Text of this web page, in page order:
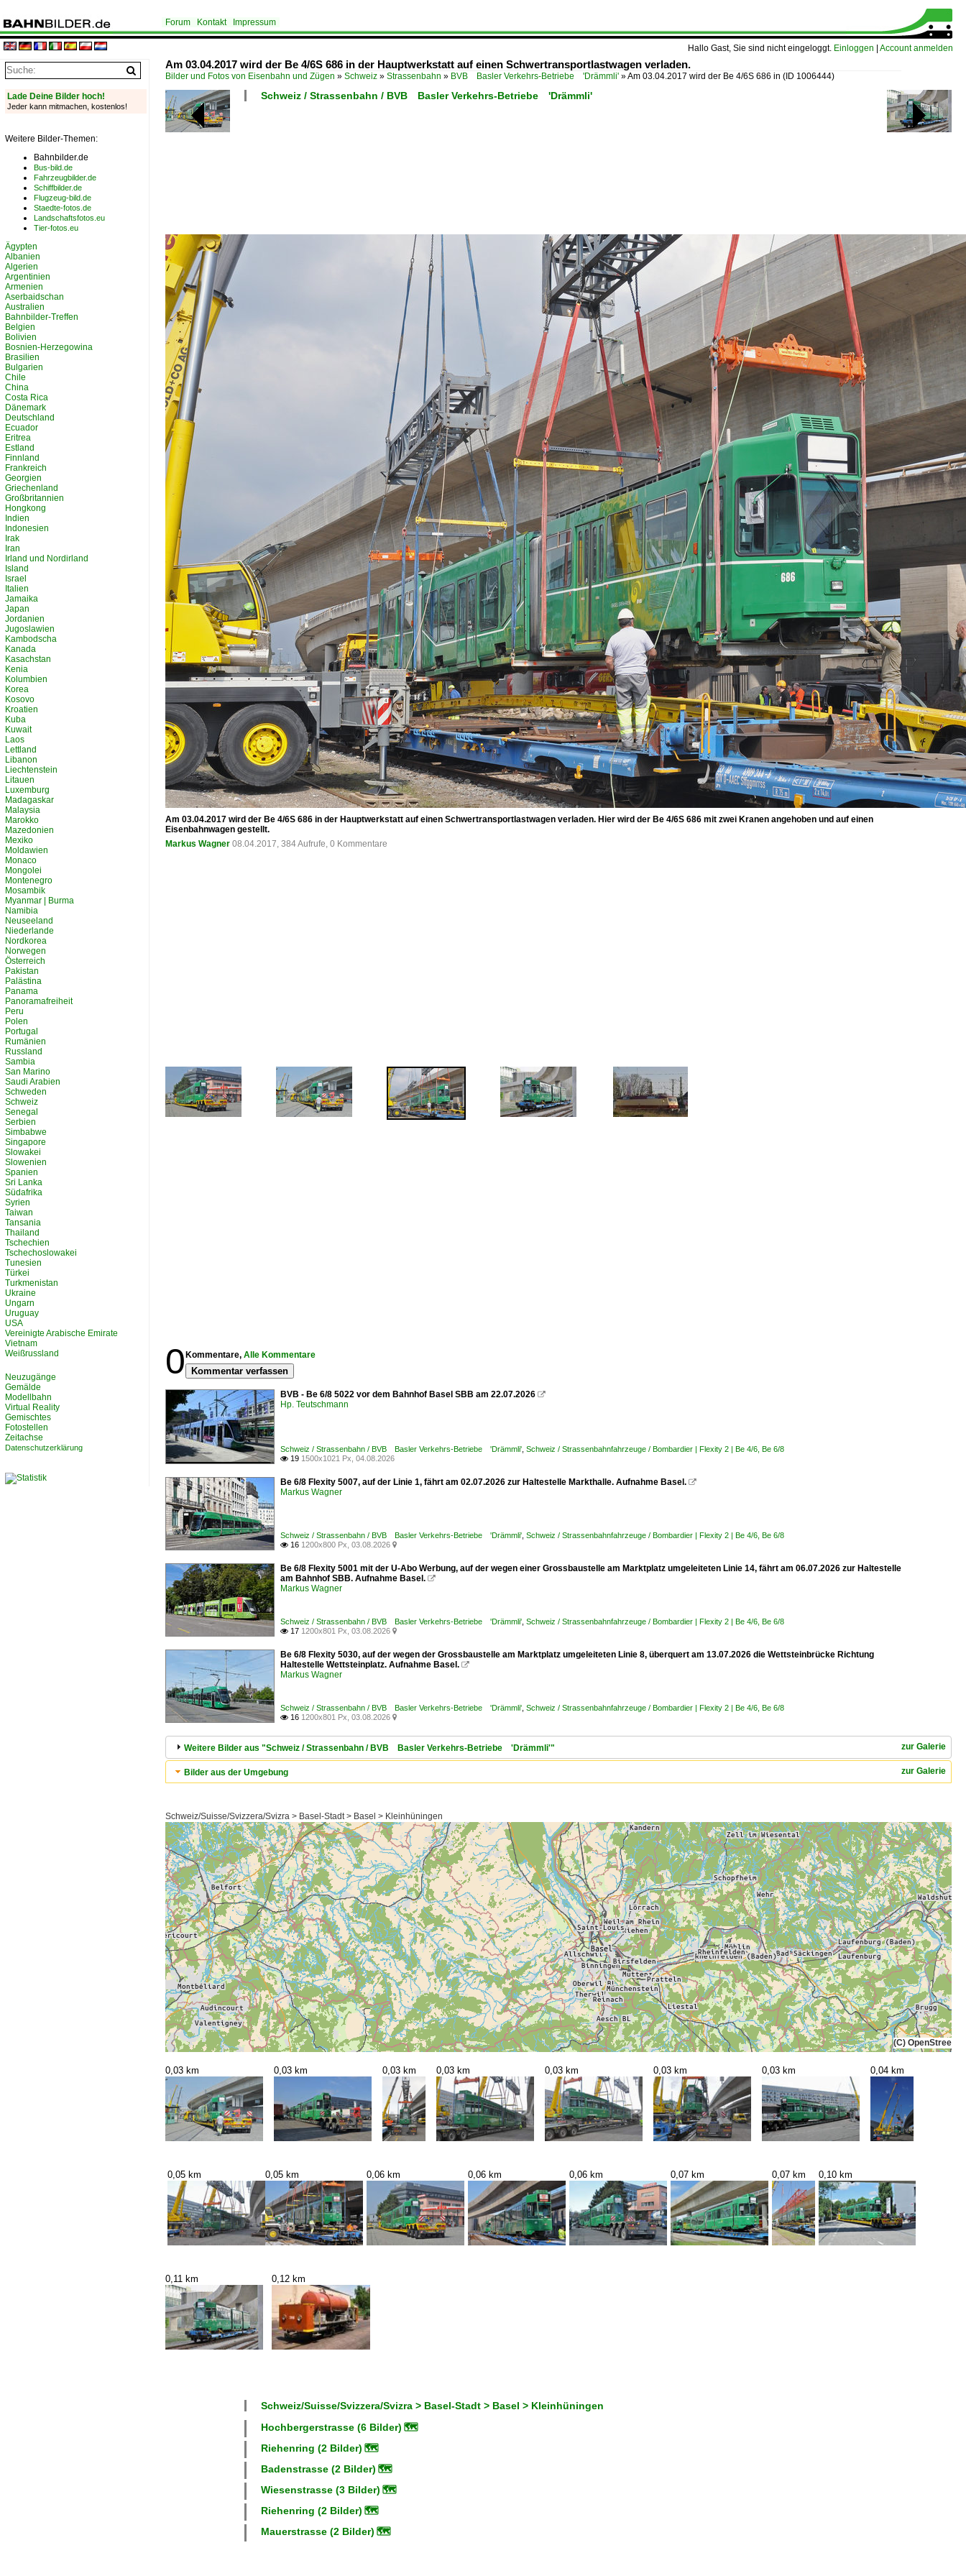
Hallo Gast, Sie sind nicht eingeloggt. Einloggen Account anmelden
Forum Kontakt Impressum
Am 03.04.2017 wird der Be 4/6S 686 in der Hauptwerkstatt auf einen Schwertransportlastwagen verladen.
Bilder und Fotos von Eisenbahn und Zügen » Schweiz » Strassenbahn » BVB Basler Verkehrs-Betriebe 'Drämmli' »Am 03.04.2017 wird der Be 4/6S 686 in (ID 1006444)
Schweiz / Strassenbahn / BVB Basler Verkehrs-Betriebe 'Drämmli'
Am 03.04.2017 wird der Be 4/6S 686 in der Hauptwerkstatt auf einen Schwertransportlastwagen verladen. Hier wird der Be 4/6S 686 mit zwei Kranen angehoben und auf einen
Eisenbahnwagen gestellt.
Markus Wagner 08.04.2017, 384 Aufrufe, 0 Kommentare
0 Kommentare, Alle Kommentare
Kommentar verfassen
BVB - Be 6/8 5022 vor dem Bahnhof Basel SBB am 22.07.2026 
Hp. Teutschmann
Schweiz / Strassenbahn / BVB Basler Verkehrs-Betriebe 'Drämmli' Schweiz / Strassenbahnfahrzeuge / Bombardier | Flexity 2 | Be 4/6, Be 6/8
 19 1500x1021 Px, 04.08.2026
Be 6/8 Flexity 5007, auf der Linie 1, fährt am 02.07.2026 zur Haltestelle Markthalle. Aufnahme Basel. 
Markus Wagner
Schweiz / Strassenbahn / BVB Basler Verkehrs-Betriebe 'Drämmli' Schweiz / Strassenbahnfahrzeuge / Bombardier | Flexity 2 | Be 4/6, Be 6/8
 16 1200x800 Px, 03.08.2026 
Be 6/8 Flexity 5001 mit der U-Abo Werbung, auf der wegen einer Grossbaustelle am Marktplatz umgeleiteten Linie 14, fährt am 06.07.2026 zur Haltestelle
am Bahnhof SBB. Aufnahme Basel. 
Markus Wagner
Schweiz / Strassenbahn / BVB Basler Verkehrs-Betriebe 'Drämmli' Schweiz / Strassenbahnfahrzeuge / Bombardier | Flexity 2 | Be 4/6, Be 6/8
 17 1200x801 Px, 03.08.2026 
Be 6/8 Flexity 5030, auf der wegen der Grossbaustelle am Marktplatz umgeleiteten Linie 8, überquert am 13.07.2026 die Wettsteinbrücke Richtung
Haltestelle Wettsteinplatz. Aufnahme Basel. 
Markus Wagner
Schweiz / Strassenbahn / BVB Basler Verkehrs-Betriebe 'Drämmli' Schweiz / Strassenbahnfahrzeuge / Bombardier | Flexity 2 | Be 4/6, Be 6/8
 16 1200x801 Px, 03.08.2026 
zur Galerie
Weitere Bilder aus "Schweiz / Strassenbahn / BVB Basler Verkehrs-Betriebe 'Drämmli'"
zur Galerie
Bilder aus der Umgebung
Schweiz/Suisse/Svizzera/Svizra > Basel-Stadt > Basel > Kleinhüningen
(C)
0,03 km 0,03 km 0,03 km 0,03 km 0,03 km 0,03 km 0,03 km 0,04 km
0,05 km 0,05 km 0,06 km 0,06 km 0,06 km 0,07 km 0,07 km 0,10 km
0,11 km 0,12 km
Schweiz/Suisse/Svizzera/Svizra > Basel-Stadt > Basel > Kleinhüningen
Hochbergerstrasse (6 Bilder) 🗺
Riehenring (2 Bilder) 🗺
Badenstrasse (2 Bilder) 🗺
Wiesenstrasse (3 Bilder) 🗺
Riehenring (2 Bilder) 🗺
Mauerstrasse (2 Bilder) 🗺
Lade Deine Bilder hoch!
Jeder kann mitmachen, kostenlos!
Weitere Bilder-Themen:
Bahnbilder.de
Bus-bild.de
Fahrzeugbilder.de
Schiffbilder.de
Flugzeug-bild.de
Staedte-fotos.de
Landschaftsfotos.eu
Tier-fotos.eu
Ägypten
Albanien
Algerien
Argentinien
Armenien
Aserbaidschan
Australien
Bahnbilder-Treffen
Belgien
Bolivien
Bosnien-Herzegowina
Brasilien
Bulgarien
Chile
China
Costa Rica
Dänemark
Deutschland
Ecuador
Eritrea
Estland
Finnland
Frankreich
Georgien
Griechenland
Großbritannien
Hongkong
Indien
Indonesien
Irak
Iran
Irland und Nordirland
Island
Israel
Italien
Jamaika
Japan
Jordanien
Jugoslawien
Kambodscha
Kanada
Kasachstan
Kenia
Kolumbien
Korea
Kosovo
Kroatien
Kuba
Kuwait
Laos
Lettland
Libanon
Liechtenstein
Litauen
Luxemburg
Madagaskar
Malaysia
Marokko
Mazedonien
Mexiko
Moldawien
Monaco
Mongolei
Montenegro
Mosambik
Myanmar | Burma
Namibia
Neuseeland
Niederlande
Nordkorea
Norwegen
Österreich
Pakistan
Palästina
Panama
Panoramafreiheit
Peru
Polen
Portugal
Rumänien
Russland
Sambia
San Marino
Saudi Arabien
Schweden
Schweiz
Senegal
Serbien
Simbabwe
Singapore
Slowakei
Slowenien
Spanien
Sri Lanka
Südafrika
Syrien
Taiwan
Tansania
Thailand
Tschechien
Tschechoslowakei
Tunesien
Türkei
Turkmenistan
Ukraine
Ungarn
Uruguay
USA
Vereinigte Arabische Emirate
Vietnam
Weißrussland
Neuzugänge
Gemälde
Modellbahn
Virtual Reality
Gemischtes
Fotostellen
Zeitachse
Datenschutzerklärung